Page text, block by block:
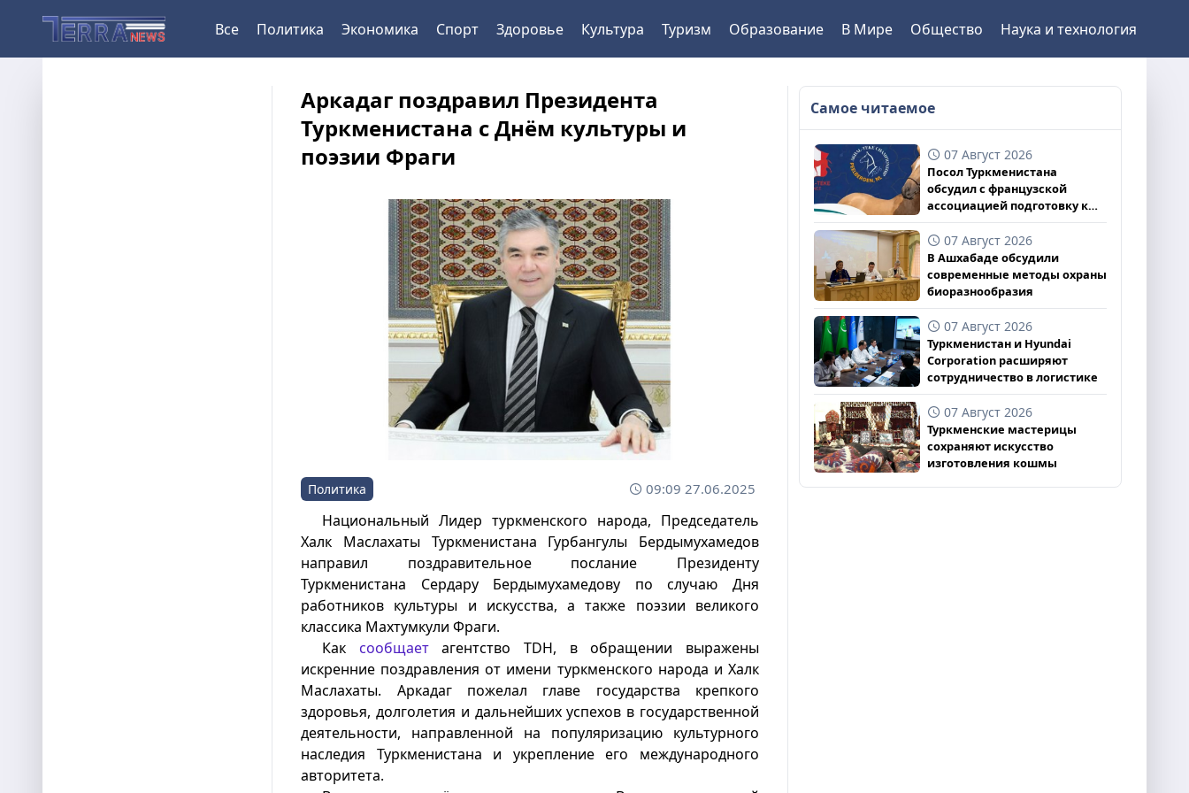
Все Политика Экономика Спорт Здоровье Культура Туризм Образование В Мире Общество Наука и технология
Аркадаг поздравил Президента
Туркменистана с Днём культуры и
поэзии Фраги
Политика 09:09 27.06.2025
Национальный Лидер туркменского народа, Председатель
Халк Маслахаты Туркменистана Гурбангулы Бердымухамедов
направил поздравительное послание Президенту
Туркменистана Сердару Бердымухамедову по случаю Дня
работников культуры и искусства, а также поэзии великого
классика Махтумкули Фраги.
Как сообщаетагентство TDH, в обращении выражены
искренние поздравления от имени туркменского народа и Халк
Маслахаты. Аркадаг пожелал главе государства крепкого
здоровья, долголетия и дальнейших успехов в государственной
деятельности, направленной на популяризацию культурного
наследия Туркменистана и укрепление его международного
авторитета.
Самое читаемое
07 Август 2026
Посол Туркменистана
обсудил с французской
ассоциацией подготовку к
чемпионату
07 Август 2026
В Ашхабаде обсудили
современные методы охраны
биоразнообразия
07 Август 2026
Туркменистан и Hyundai
Corporation расширяют
сотрудничество в логистике
07 Август 2026
Туркменские мастерицы
сохраняют искусство
изготовления кошмы